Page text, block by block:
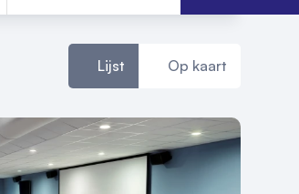
Lijst Op kaart